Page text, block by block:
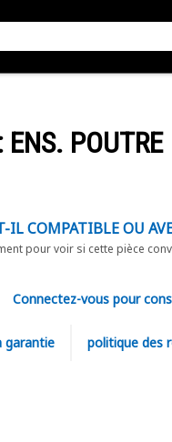
ENS. POUTRE
IL COMPATIBLE OU
pour voir si cette pièce
Connectez-vous pour
garantie politique des